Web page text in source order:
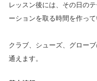
レッスン後には、その日の
ーションを取る時間を作って
クラブ、シューズ、グロー
通えます。